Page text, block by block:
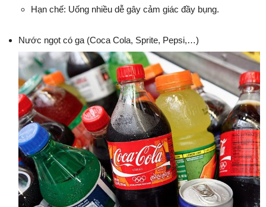
Hạn chế: Uống nhiều dễ gây cảm giác đầy bụng.
Nước ngọt có ga (Coca Cola, Sprite, Pepsi,…)